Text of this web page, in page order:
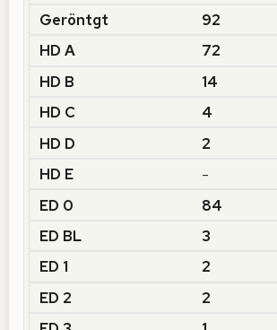
92
72
14
4
2
-
84
3
2
2